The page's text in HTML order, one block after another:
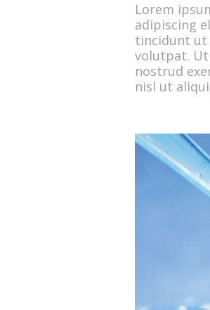
Lorem
adipiscing
tincidunt ut
volutpat. Ut
nostrud
nisl ut